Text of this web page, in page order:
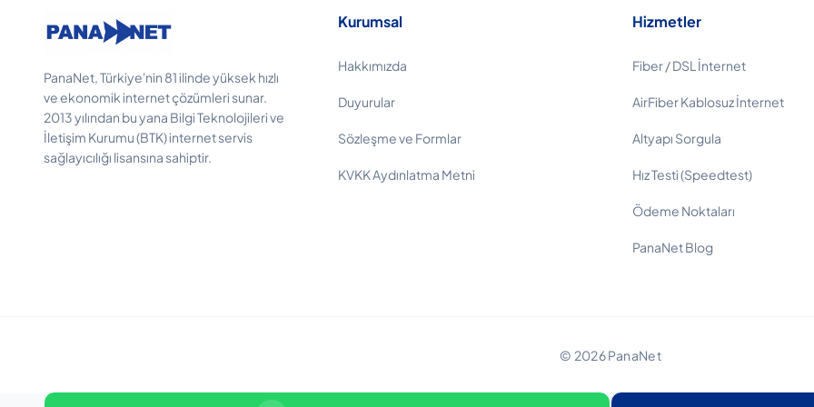
PanaNet, Türkiye'nin 81 ilinde yüksek hızlı
ve ekonomik internet çözümleri sunar.
2013 yılından bu yana Bilgi Teknolojileri ve
İletişim Kurumu (BTK) internet servis
sağlayıcılığı lisansına sahiptir.
Kurumsal
Hakkımızda
Duyurular
Sözleşme ve Formlar
KVKK Aydınlatma Metni
Hizmetler
Fiber / DSL İnternet
AirFiber Kablosuz İnternet
Altyapı Sorgula
Hız Testi (Speedtest)
Ödeme Noktaları
PanaNet Blog
© 2026 PanaNet